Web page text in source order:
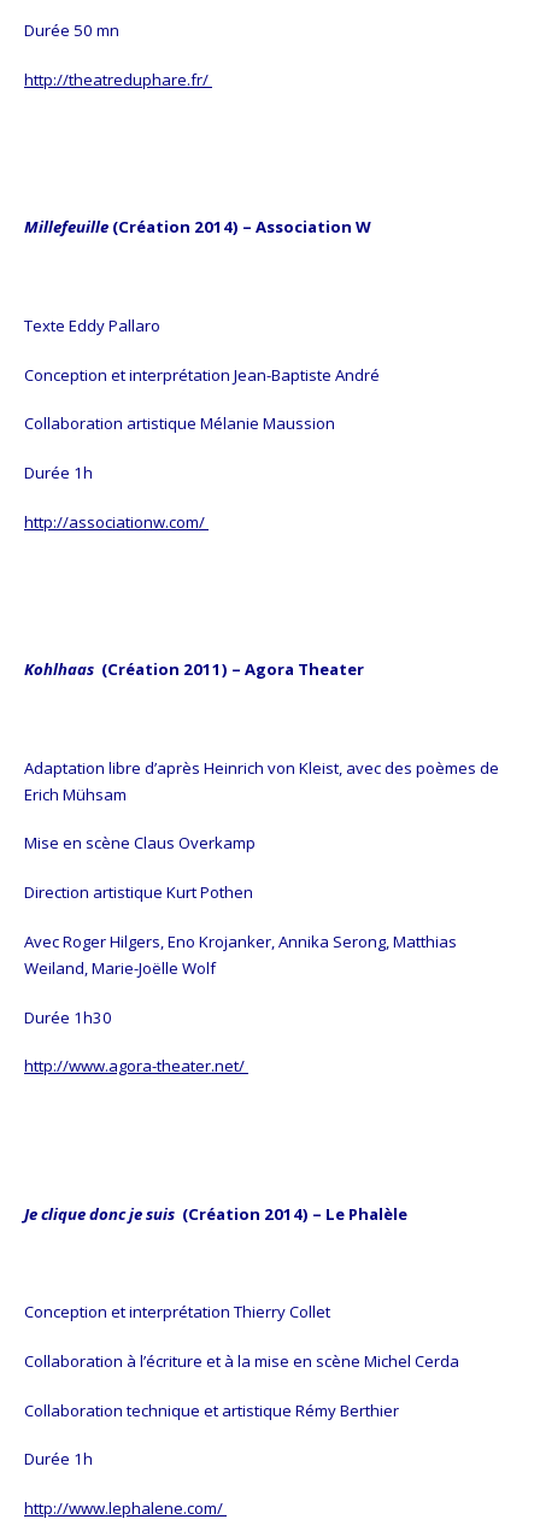
Durée 50 mn
http://theatreduphare.fr/
Millefeuille (Création 2014) – Association W
Texte Eddy Pallaro
Conception et interprétation Jean-Baptiste André
Collaboration artistique Mélanie Maussion
Durée 1h
http://associationw.com/
Kohlhaas (Création 2011) – Agora Theater
Adaptation libre d’après Heinrich von Kleist, avec des poèmes de
Erich Mühsam
Mise en scène Claus Overkamp
Direction artistique Kurt Pothen
Avec Roger Hilgers, Eno Krojanker, Annika Serong, Matthias
Weiland, Marie-Joëlle Wolf
Durée 1h30
http://www.agora-theater.net/
Je clique donc je suis (Création 2014) – Le Phalèle
Conception et interprétation Thierry Collet
Collaboration à l’écriture et à la mise en scène Michel Cerda
Collaboration technique et artistique Rémy Berthier
Durée 1h
http://www.lephalene.com/